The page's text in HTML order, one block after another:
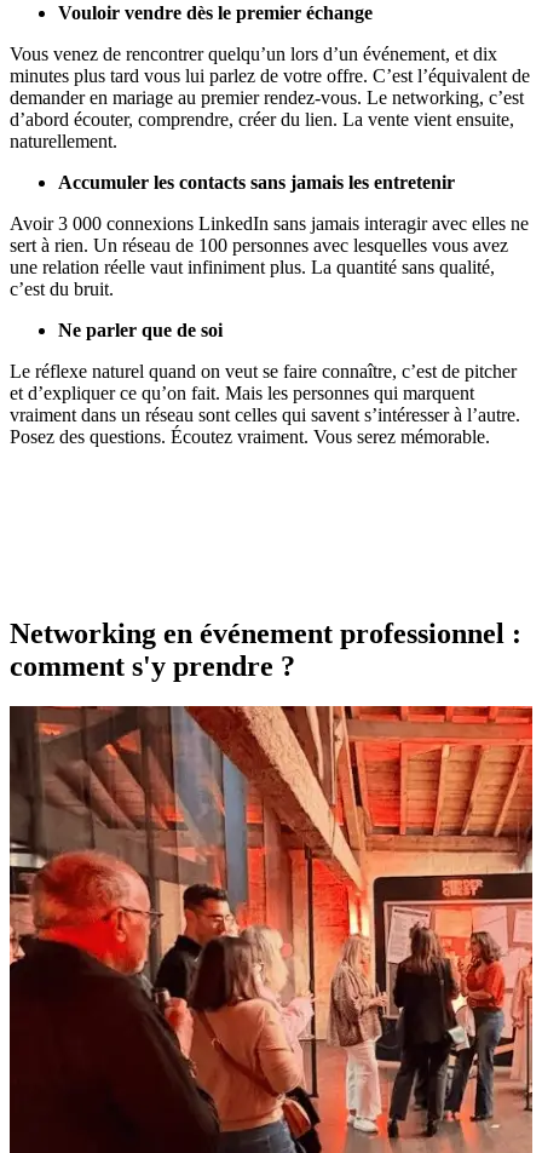
Vouloir vendre dès le premier échange
Vous venez de rencontrer quelqu’un lors d’un événement, et dix
minutes plus tard vous lui parlez de votre offre. C’est l’équivalent de
demander en mariage au premier rendez-vous. Le networking, c’est
d’abord écouter, comprendre, créer du lien. La vente vient ensuite,
naturellement.
Accumuler les contacts sans jamais les entretenir
Avoir 3 000 connexions LinkedIn sans jamais interagir avec elles ne
sert à rien. Un réseau de 100 personnes avec lesquelles vous avez
une relation réelle vaut infiniment plus. La quantité sans qualité,
c’est du bruit.
Ne parler que de soi
Le réflexe naturel quand on veut se faire connaître, c’est de pitcher
et d’expliquer ce qu’on fait. Mais les personnes qui marquent
vraiment dans un réseau sont celles qui savent s’intéresser à l’autre.
Posez des questions. Écoutez vraiment. Vous serez mémorable.
Networking en événement professionnel :
comment s'y prendre ?